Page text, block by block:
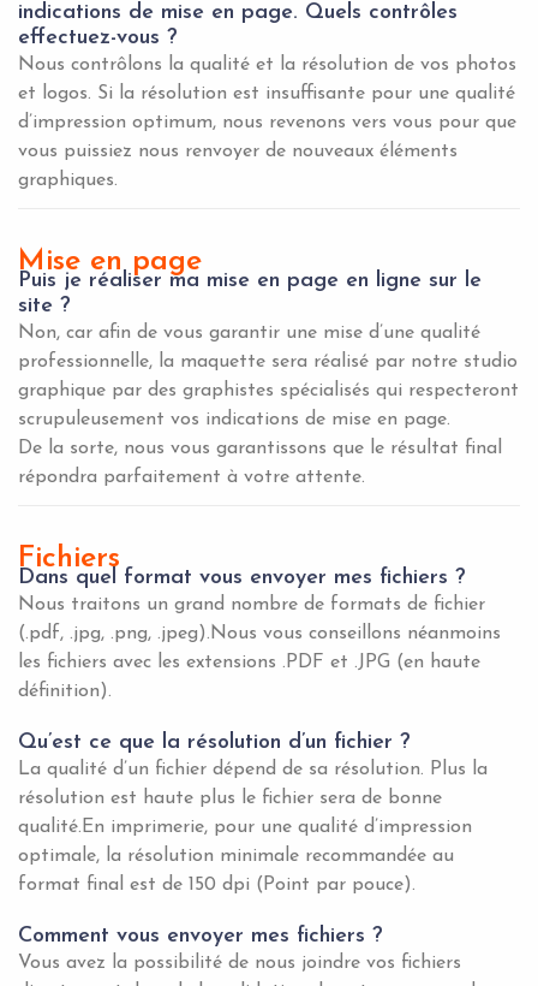
indications de mise en page. Quels contrôles
effectuez-vous ?
Nous contrôlons la qualité et la résolution de vos photos
et logos. Si la résolution est insuffisante pour une qualité
d’impression optimum, nous revenons vers vous pour que
vous puissiez nous renvoyer de nouveaux éléments
graphiques.
Mise en page
Puis je réaliser ma mise en page en ligne sur le
site ?
Non, car afin de vous garantir une mise d’une qualité
professionnelle, la maquette sera réalisé par notre studio
graphique par des graphistes spécialisés qui respecteront
scrupuleusement vos indications de mise en page.
De la sorte, nous vous garantissons que le résultat final
répondra parfaitement à votre attente.
Fichiers
Dans quel format vous envoyer mes fichiers ?
Nous traitons un grand nombre de formats de fichier
(.pdf, .jpg, .png, .jpeg).Nous vous conseillons néanmoins
les fichiers avec les extensions .PDF et .JPG (en haute
définition).
Qu’est ce que la résolution d’un fichier ?
La qualité d’un fichier dépend de sa résolution. Plus la
résolution est haute plus le fichier sera de bonne
qualité.En imprimerie, pour une qualité d’impression
optimale, la résolution minimale recommandée au
format final est de 150 dpi (Point par pouce).
Comment vous envoyer mes fichiers ?
Vous avez la possibilité de nous joindre vos fichiers